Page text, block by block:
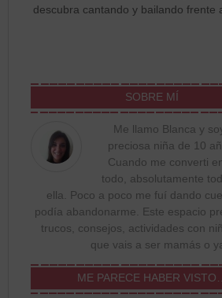
descubra cantando y bailando frente
SOBRE MÍ
Me llamo Blanca y
preciosa niña de 10
Cuando me converti
todo, absolutamente
ella. Poco a poco me fuí dando
podía abandonarme. Este espacio
trucos, consejos, actividades con
que vais a ser mamás o
ME PARECE HABER VISTO…